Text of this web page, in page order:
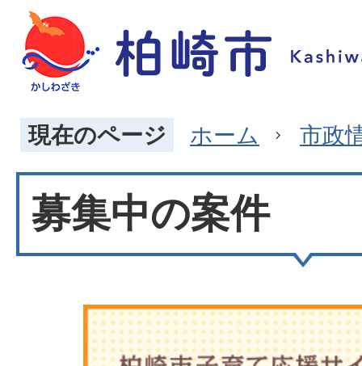
現在のページ ホーム 市政
募集中の案件